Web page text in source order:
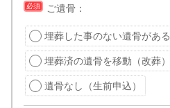
必須 ご遺骨：
埋葬した事のない遺骨がある
埋葬済の遺骨を移動（改葬）
遺骨なし（生前申込）